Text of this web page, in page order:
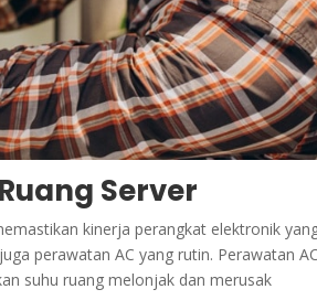
Server
kinerja perangkat elektronik
perawatan AC yang rutin. Perawatan
suhu ruang melonjak dan merusak